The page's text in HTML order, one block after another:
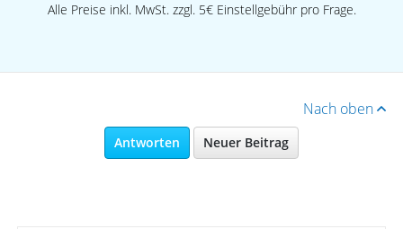
Alle Preise inkl. MwSt. zzgl. 5€ Einstellgebühr pro Frage.
Nach oben
Antworten Neuer Beitrag